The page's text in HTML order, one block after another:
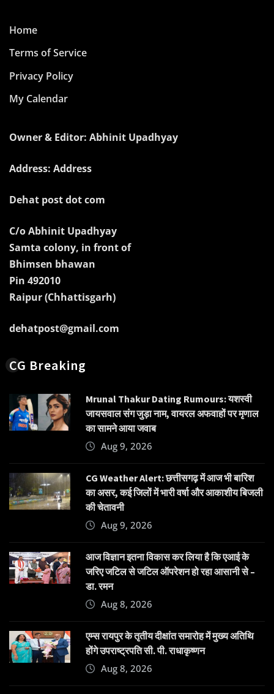
Home
Terms of Service
Privacy Policy
My Calendar
Owner & Editor: Abhinit Upadhyay
Address: Address
Dehat post dot com
C/o Abhinit Upadhyay
Samta colony, in front of
Bhimsen bhawan
Pin 492010
Raipur (Chhattisgarh)
dehatpost@gmail.com
CG Breaking
Mrunal Thakur Dating Rumours: यशस्वी
जायसवाल संग जुड़ा नाम, वायरल अफवाहों पर मृणाल
का सामने आया जवाब
Aug 9, 2026
CG Weather Alert: छत्तीसगढ़ में आज भी बारिश
का असर, कई जिलों में भारी वर्षा और आकाशीय बिजली
की चेतावनी
Aug 9, 2026
आज विज्ञान इतना विकास कर लिया है कि एआई के
जरिए जटिल से जटिल ऑपरेशन हो रहा आसानी से –
डा. रमन
Aug 8, 2026
एम्स रायपुर के तृतीय दीक्षांत समारोह में मुख्य अतिथि
होंगे उपराष्ट्रपति सी. पी. राधाकृष्णन
Aug 8, 2026